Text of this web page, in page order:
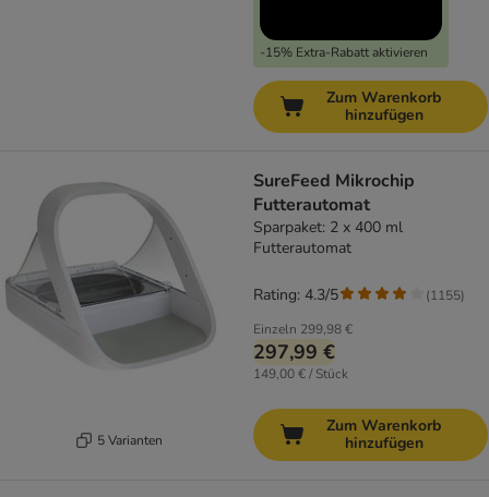
-15% Extra-Rabatt aktivieren
Zum Warenkorb
hinzufügen
5 Varianten
SureFeed Mikrochip
Futterautomat
Sparpaket: 2 x 400 ml
Futterautomat
Einzeln 299,98 €
297,99 €
149,00 € / Stück
Rating: 4.3/5 (1155)
Zum Warenkorb
hinzufügen